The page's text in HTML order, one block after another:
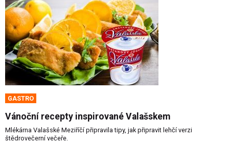
GASTRO
Vánoční recepty inspirované Valašskem
Mlékárna Valašské Meziříčí připravila tipy, jak připravit lehčí verzi
štědrovečerní večeře.